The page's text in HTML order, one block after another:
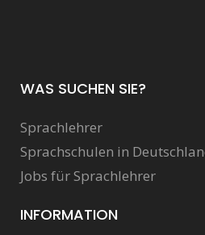
WAS SUCHEN SIE?
Sprachlehrer
Sprachschulen in
Jobs für Sprachlehrer
INFORMATION